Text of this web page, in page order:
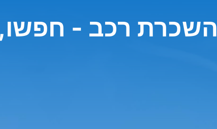
השכרת רכב - חפשו,